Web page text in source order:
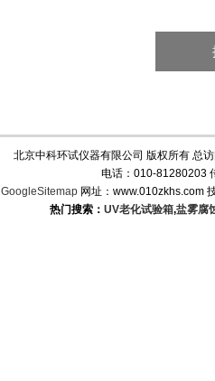
北京中科环试仪器有限公司 版权所有 总
电话：010-81280203
GoogleSitemap 网址：www.010zkhs.com
热门搜索： UV老化试验箱,盐雾腐